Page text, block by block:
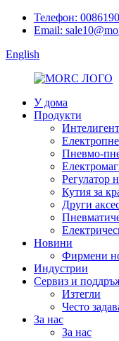
Телефон:
Email:
English
У дома
Продукти
Пневмо-
Регулатор
Кутия за
Други
Новини
Фирмени
Индустрии
Сервиз и
Изтегли
Често
За нас
За нас